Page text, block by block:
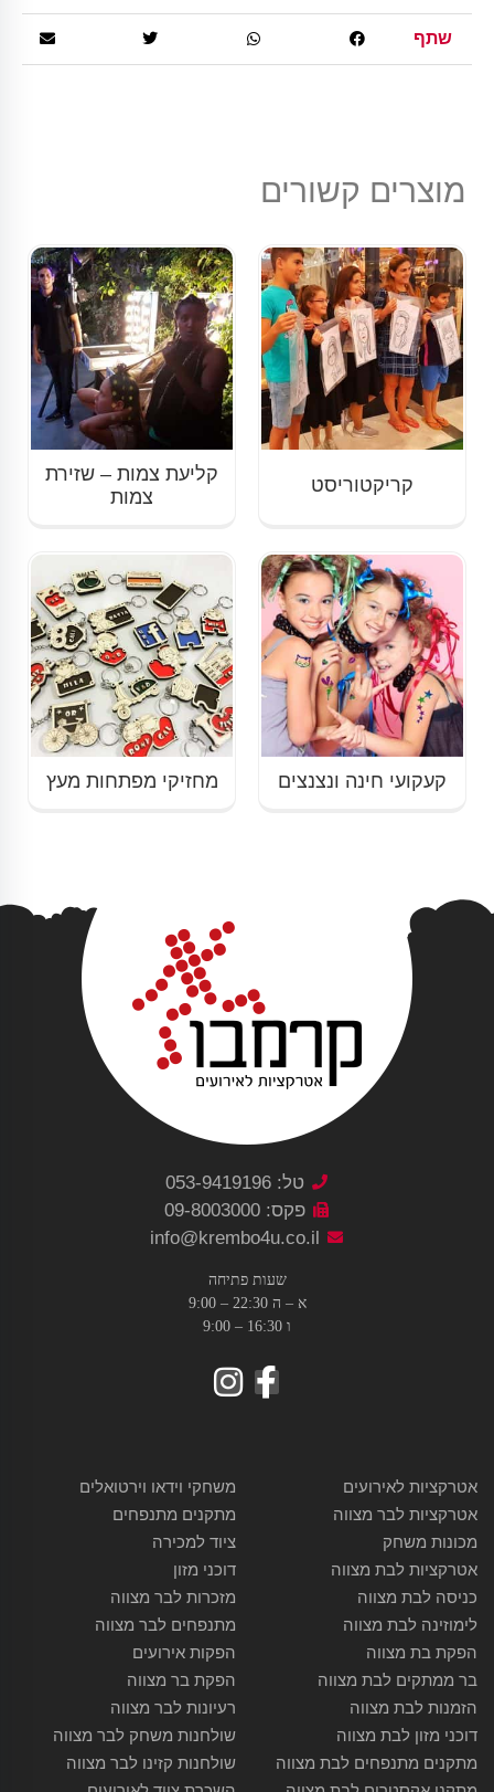
שתף
מוצרים קשורים
קריקטוריסט
קליעת צמות – שזירת
צמות
קעקועי חינה ונצנצים מחזיקי מפתחות מעץ
טל: 053-9419196
פקס: 09-8003000
info@krembo4u.co.il
שעות פתיחה
א – ה 22:30 – 9:00
ו 16:30 – 9:00
אטרקציות לאירועים
אטרקציות לבר מצווה
מכונות משחק
אטרקציות לבת מצווה
כניסה לבת מצווה
לימוזינה לבת מצווה
הפקת בת מצווה
בר ממתקים לבת מצווה
הזמנות לבת מצווה
דוכני מזון לבת מצווה
מתקנים מתנפחים לבת מצווה
משחקי וידאו וירטואלים
מתקנים מתנפחים
ציוד למכירה
דוכני מזון
מזכרות לבר מצווה
מתנפחים לבר מצווה
הפקות אירועים
הפקת בר מצווה
רעיונות לבר מצווה
שולחנות משחק לבר מצווה
שולחנות קזינו לבר מצווה